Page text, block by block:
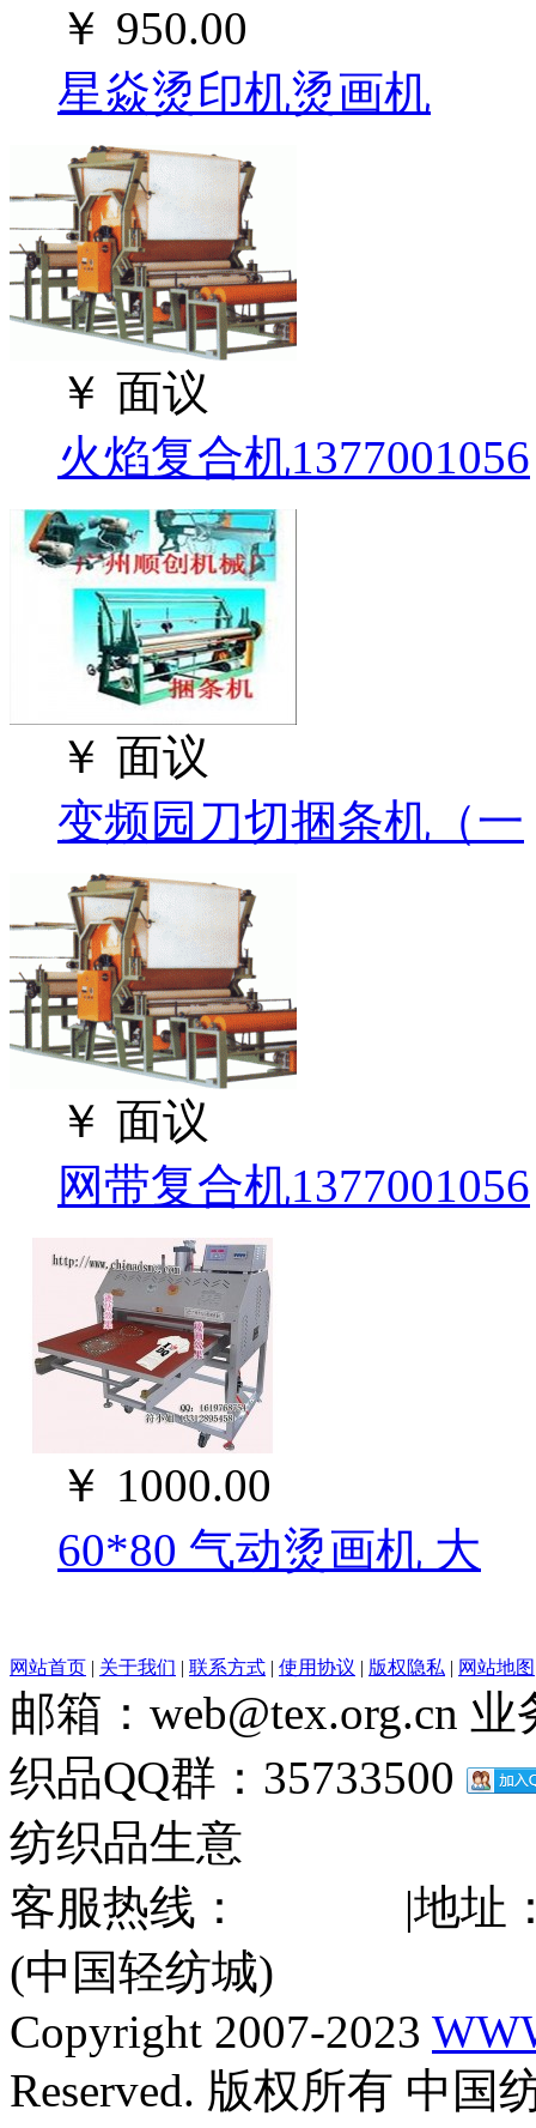
￥ 950.00
星焱烫印机烫画机
￥ 面议
火焰复合机1377001056
￥ 面议
变频园刀切捆条机（一
￥ 面议
网带复合机1377001056
￥ 1000.00
60*80 气动烫画机 大
网站首页 | 关于我们 | 联系方式 | 使用协议 | 版权隐私 | 网站地图
邮箱：web@tex.org.cn
织品QQ群：35733500
纺织品生意
客服热线：
|地址
(中国轻纺城)
Copyright 2007-2023
Reserved. 版权所有 中国